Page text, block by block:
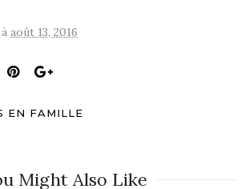
à août 13, 2016
EN FAMILLE
Might Also Like